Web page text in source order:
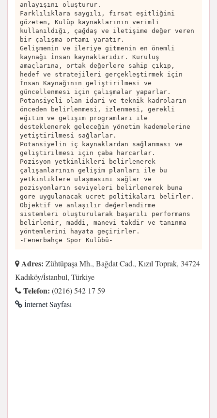
anlayışını oluşturur.
Farklılıklara saygılı, fırsat eşitliğini
gözeten, Kulüp kaynaklarının verimli
kullanıldığı, çağdaş ve iletişime değer veren
bir çalışma ortamı yaratır.
Gelişmenin ve ileriye gitmenin en önemli
kaynağı İnsan kaynaklarıdır. Kuruluş
amaçlarına, ortak değerlere sahip çıkıp,
hedef ve stratejileri gerçekleştirmek için
İnsan Kaynağının geliştirilmesi ve
güncellenmesi için çalışmalar yaparlar.
Potansiyeli olan idari ve teknik kadroların
önceden belirlenmesi, izlenmesi, gerekli
eğitim ve gelişim programları ile
desteklenerek geleceğin yönetim kademelerine
yetiştirilmesi sağlarlar.
Potansiyelin iç kaynaklardan sağlanması ve
geliştirilmesi için çaba harcarlar.
Pozisyon yetkinlikleri belirlenerek
çalışanlarının gelişim planları ile bu
yetkinliklere ulaşmasını sağlar ve
pozisyonların seviyeleri belirlenerek buna
göre uygulanacak ücret politikaları belirler.
Objektif ve anlaşılır değerlendirme
sistemleri oluşturularak başarılı performans
belirlenir, maddi, manevi takdir ve tanınma
yöntemlerini hayata geçirirler.
-Fenerbahçe Spor Kulübü-
Adres: Zühtüpaşa Mh., Bağdat Cad., Kızıl Toprak, 34724
Kadıköy/İstanbul, Türkiye
Telefon: (0216) 542 17 59
İnternet Sayfası